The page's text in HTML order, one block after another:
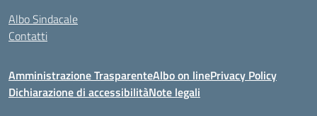
Albo Sindacale
Contatti
Amministrazione TrasparenteAlbo on linePrivacy Policy
Dichiarazione di accessibilitàNote legali